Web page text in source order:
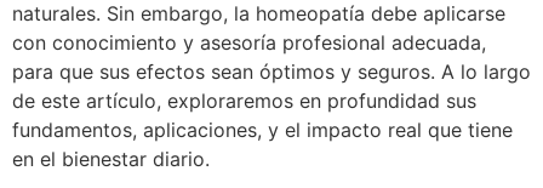
naturales. Sin embargo, la homeopatía debe aplicarse
con conocimiento y asesoría profesional adecuada,
para que sus efectos sean óptimos y seguros. A lo largo
de este artículo, exploraremos en profundidad sus
fundamentos, aplicaciones, y el impacto real que tiene
en el bienestar diario.